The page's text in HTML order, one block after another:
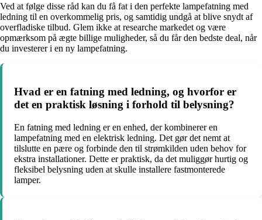
Ved at følge disse råd kan du få fat i den perfekte lampefatning med
ledning til en overkommelig pris, og samtidig undgå at blive snydt af
overfladiske tilbud. Glem ikke at researche markedet og være
opmærksom på ægte billige muligheder, så du får den bedste deal, når
du investerer i en ny lampefatning.
Hvad er en fatning med ledning, og hvorfor er
det en praktisk løsning i forhold til belysning?
En fatning med ledning er en enhed, der kombinerer en
lampefatning med en elektrisk ledning. Det gør det nemt at
tilslutte en pære og forbinde den til strømkilden uden behov for
ekstra installationer. Dette er praktisk, da det muliggør hurtig og
fleksibel belysning uden at skulle installere fastmonterede
lamper.